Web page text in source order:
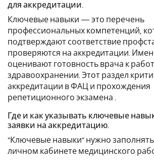
для аккредитации.
Ключевые навыки — это перечень
профессиональных компетенций,
подтверждают соответствие
проверяются на аккредитации.
оценивают готовность врача к
здравоохранении. Этот раздел
аккредитации в ФАЦ и прохождения
репетиционного экзамена .
Где и как указывать ключевые
заявки на аккредитацию.
"Ключевые навыки" нужно заполнять
личном кабинете медицинского